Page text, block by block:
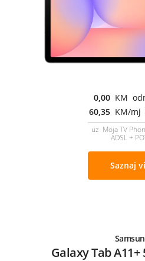
0,00 KM
60,35 KM/mj
uz Moja TV
ADSL +
Saznaj
Galaxy Tab A11+